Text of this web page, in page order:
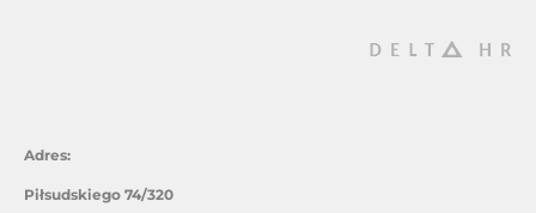
Adres:
Piłsudskiego 74/320